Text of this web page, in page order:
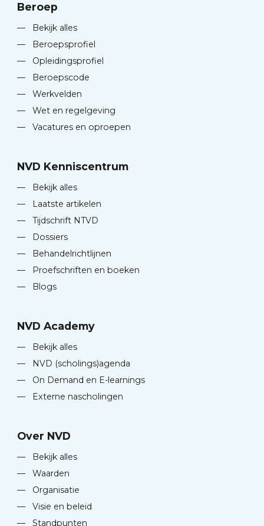
Beroep
—
Bekijk alles
—
Beroepsprofiel
—
Opleidingsprofiel
—
Beroepscode
—
Werkvelden
—
Wet en regelgeving
—
Vacatures en oproepen
NVD Kenniscentrum
—
Bekijk alles
—
Laatste artikelen
—
Tijdschrift NTVD
—
Dossiers
—
Behandelrichtlijnen
—
Proefschriften en boeken
—
Blogs
NVD Academy
—
Bekijk alles
—
NVD (scholings)agenda
—
On Demand en E-learnings
—
Externe nascholingen
Over NVD
—
Bekijk alles
—
Waarden
—
Organisatie
—
Visie en beleid
—
Standpunten